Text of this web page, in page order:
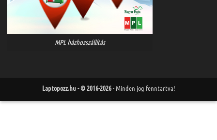
MPL házhozszállítás
Laptopozz.hu - © 2016-2026- Minden jog fenntartva!